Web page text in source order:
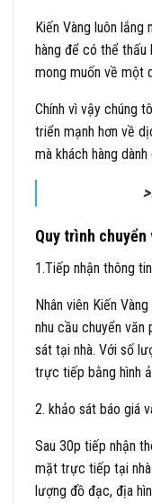
Kiến Vàng luôn
hàng để có thể thấu
mong muốn về một
Chính vì vậy chúng
triển mạnh hơn về
mà khách hàng
Quy trình chuyển
1.Tiếp nhận thông
Nhân viên Kiến
nhu cầu chuyển văn
sát tại nhà. Với số
trực tiếp bằng hình
2. khảo sát báo giá
Sau 30p tiếp nhận
mặt trực tiếp tại
lượng đồ đạc, địa